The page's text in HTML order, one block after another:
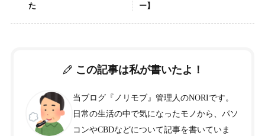
た
ー】
この記事は私が書いたよ！
当ブログ『ノリモブ』管理人のNORIです。
日常の生活の中で気になったモノから、パソ
コンやCBDなどについて記事を書いていま